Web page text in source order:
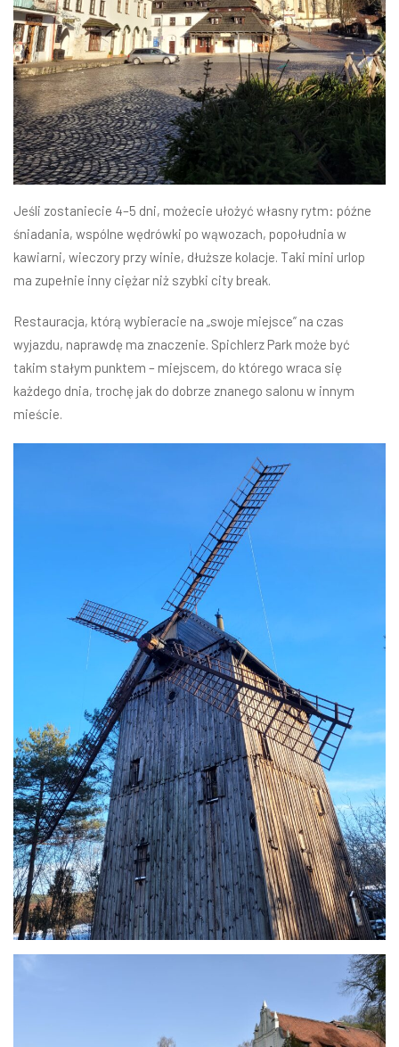
Jeśli zostaniecie 4–5 dni, możecie ułożyć własny rytm: późne
śniadania, wspólne wędrówki po wąwozach, popołudnia w
kawiarni, wieczory przy winie, dłuższe kolacje. Taki mini urlop
ma zupełnie inny ciężar niż szybki city break.
Restauracja, którą wybieracie na „swoje miejsce” na czas
wyjazdu, naprawdę ma znaczenie. Spichlerz Park może być
takim stałym punktem – miejscem, do którego wraca się
każdego dnia, trochę jak do dobrze znanego salonu w innym
mieście.